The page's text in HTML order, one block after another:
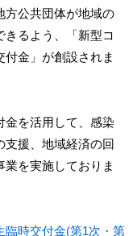
方公共団体が地域の
るよう、「新型コ
金」が創設されま
金を活用して、感染
支援、地域経済の回
を実施しておりま
臨時交付金(第1次・第